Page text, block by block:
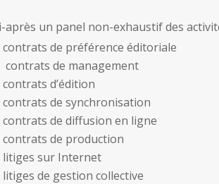
après un panel non-exhaustif des
contrats de préférence éditoriale
contrats de management
contrats d’édition
contrats de synchronisation
contrats de diffusion en ligne
contrats de production
litiges sur Internet
litiges de gestion collective